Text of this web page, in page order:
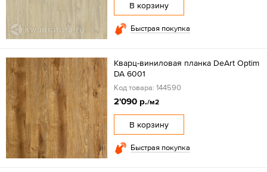
В корзину
Быстрая покупка
Кварц-виниловая планка DeArt Optim
DA 6001
Код товара: 144590
2'090 р./м2
В корзину
Быстрая покупка